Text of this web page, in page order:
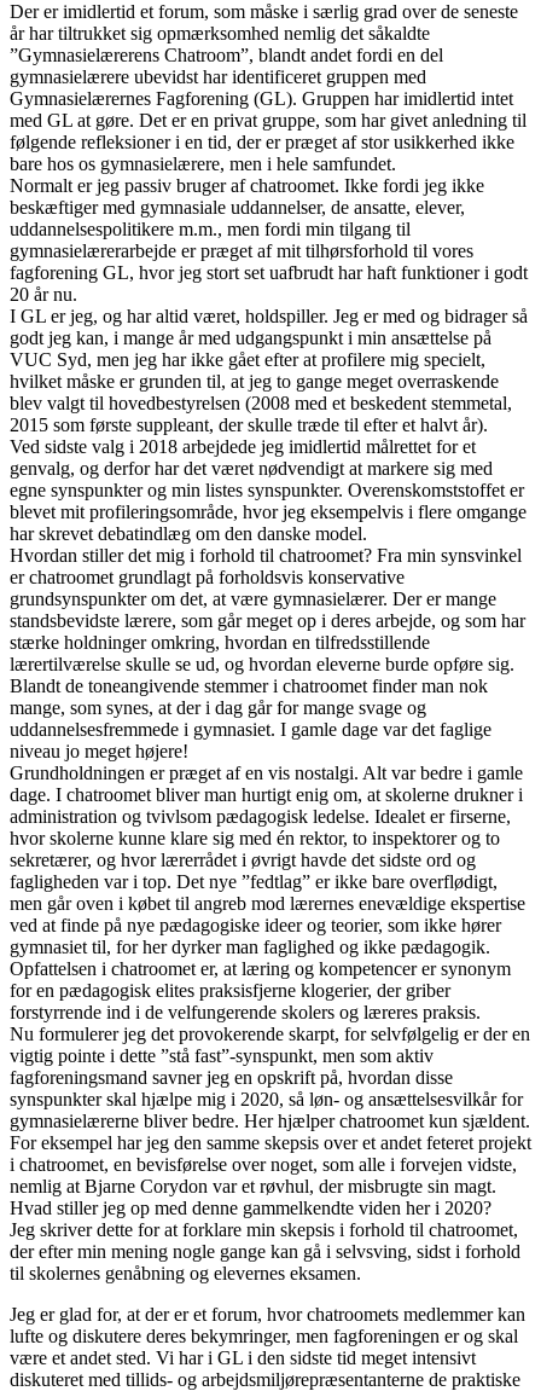
Der er imidlertid et forum, som måske i særlig grad over de seneste
år har tiltrukket sig opmærksomhed nemlig det såkaldte
”Gymnasielærerens Chatroom”, blandt andet fordi en del
gymnasielærere ubevidst har identificeret gruppen med
Gymnasielærernes Fagforening (GL). Gruppen har imidlertid intet
med GL at gøre. Det er en privat gruppe, som har givet anledning til
følgende refleksioner i en tid, der er præget af stor usikkerhed ikke
bare hos os gymnasielærere, men i hele samfundet.
Normalt er jeg passiv bruger af chatroomet. Ikke fordi jeg ikke
beskæftiger med gymnasiale uddannelser, de ansatte, elever,
uddannelsespolitikere m.m., men fordi min tilgang til
gymnasielærerarbejde er præget af mit tilhørsforhold til vores
fagforening GL, hvor jeg stort set uafbrudt har haft funktioner i godt
20 år nu.
I GL er jeg, og har altid været, holdspiller. Jeg er med og bidrager så
godt jeg kan, i mange år med udgangspunkt i min ansættelse på
VUC Syd, men jeg har ikke gået efter at profilere mig specielt,
hvilket måske er grunden til, at jeg to gange meget overraskende
blev valgt til hovedbestyrelsen (2008 med et beskedent stemmetal,
2015 som første suppleant, der skulle træde til efter et halvt år).
Ved sidste valg i 2018 arbejdede jeg imidlertid målrettet for et
genvalg, og derfor har det været nødvendigt at markere sig med
egne synspunkter og min listes synspunkter. Overenskomststoffet er
blevet mit profileringsområde, hvor jeg eksempelvis i flere omgange
har skrevet debatindlæg om den danske model.
Hvordan stiller det mig i forhold til chatroomet? Fra min synsvinkel
er chatroomet grundlagt på forholdsvis konservative
grundsynspunkter om det, at være gymnasielærer. Der er mange
standsbevidste lærere, som går meget op i deres arbejde, og som har
stærke holdninger omkring, hvordan en tilfredsstillende
lærertilværelse skulle se ud, og hvordan eleverne burde opføre sig.
Blandt de toneangivende stemmer i chatroomet finder man nok
mange, som synes, at der i dag går for mange svage og
uddannelsesfremmede i gymnasiet. I gamle dage var det faglige
niveau jo meget højere!
Grundholdningen er præget af en vis nostalgi. Alt var bedre i gamle
dage. I chatroomet bliver man hurtigt enig om, at skolerne drukner i
administration og tvivlsom pædagogisk ledelse. Idealet er firserne,
hvor skolerne kunne klare sig med én rektor, to inspektorer og to
sekretærer, og hvor lærerrådet i øvrigt havde det sidste ord og
fagligheden var i top. Det nye ”fedtlag” er ikke bare overflødigt,
men går oven i købet til angreb mod lærernes enevældige ekspertise
ved at finde på nye pædagogiske ideer og teorier, som ikke hører
gymnasiet til, for her dyrker man faglighed og ikke pædagogik.
Opfattelsen i chatroomet er, at læring og kompetencer er synonym
for en pædagogisk elites praksisfjerne klogerier, der griber
forstyrrende ind i de velfungerende skolers og læreres praksis.
Nu formulerer jeg det provokerende skarpt, for selvfølgelig er der en
vigtig pointe i dette ”stå fast”-synspunkt, men som aktiv
fagforeningsmand savner jeg en opskrift på, hvordan disse
synspunkter skal hjælpe mig i 2020, så løn- og ansættelsesvilkår for
gymnasielærerne bliver bedre. Her hjælper chatroomet kun sjældent.
For eksempel har jeg den samme skepsis over et andet feteret projekt
i chatroomet, en bevisførelse over noget, som alle i forvejen vidste,
nemlig at Bjarne Corydon var et røvhul, der misbrugte sin magt.
Hvad stiller jeg op med denne gammelkendte viden her i 2020?
Jeg skriver dette for at forklare min skepsis i forhold til chatroomet,
der efter min mening nogle gange kan gå i selvsving, sidst i forhold
til skolernes genåbning og elevernes eksamen.
Jeg er glad for, at der er et forum, hvor chatroomets medlemmer kan
lufte og diskutere deres bekymringer, men fagforeningen er og skal
være et andet sted. Vi har i GL i den sidste tid meget intensivt
diskuteret med tillids- og arbejdsmiljørepræsentanterne de praktiske